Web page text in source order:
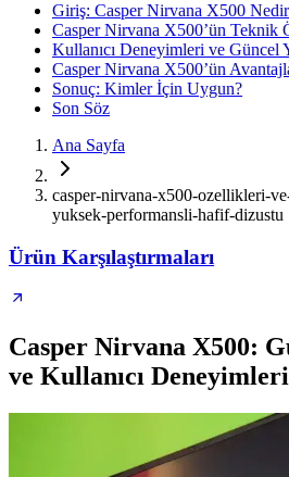
Giriş: Casper Nirvana X500
Casper Nirvana X500’ün Teknik
Kullanıcı Deneyimleri ve Güncel
Casper Nirvana X500’ün
Sonuç: Kimler İçin Uygun?
Son Söz
Ana Sayfa
casper-nirvana-x500-ozellikleri-
yuksek-performansli-hafif-dizustu
Ürün Karşılaştırmaları
Casper Nirvana X500:
ve Kullanıcı Deneyimleri